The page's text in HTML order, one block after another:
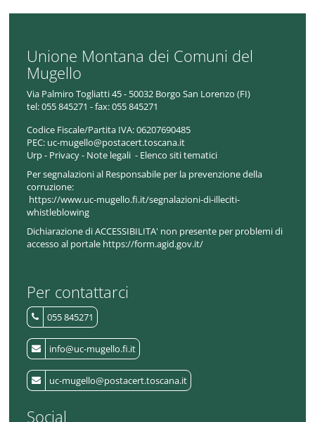
Unione Montana dei Comuni del
Mugello
Via Palmiro Togliatti 45 - 50032 Borgo San Lorenzo (FI)
tel:055 845271 - fax: 055 845271
Codice Fiscale/Partita IVA:06207690485
PEC: uc-mugello@postacert.toscana.it
Urp- Privacy- Note legali - Elenco siti tematici
Per segnalazioni al Responsabile per la prevenzione della
corruzione:
https://www.uc-mugello.fi.it/segnalazioni-di-illeciti-
whistleblowing
Dichiarazione di ACCESSIBILITA' non presente per problemi di
accesso al portale https://form.agid.gov.it/
Per contattarci
055 845271
info@uc-mugello.fi.it
uc-mugello@postacert.toscana.it
Social